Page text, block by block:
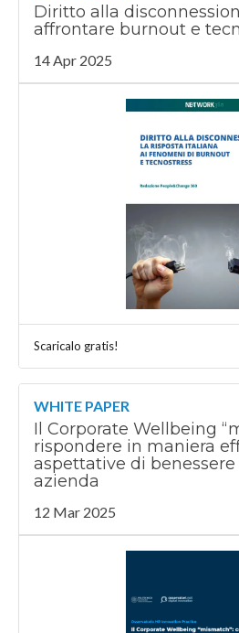
Diritto alla
affrontare burnout e
14 Apr 2025
Scaricalo gratis!
WHITE PAPER
Il Corporate Wellbeing
rispondere in maniera
aspettative di
azienda
12 Mar 2025